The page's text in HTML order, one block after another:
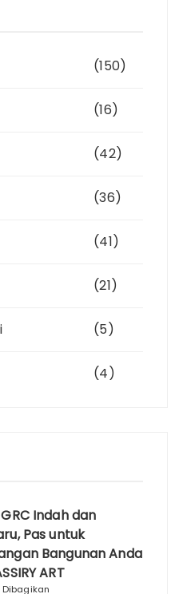
(150)
(16)
(42)
(36)
(41)
(21)
(5)
(4)
Indah dan
Pas untuk
Bangunan Anda
ART
Dibagikan